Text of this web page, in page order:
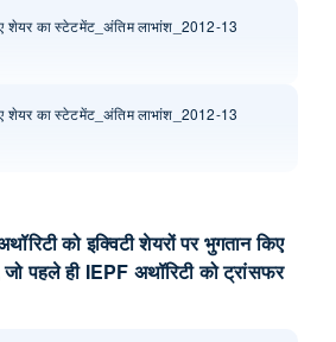
शेयर का स्टेटमेंट_अंतिम लाभांश_2012-13
शेयर का स्टेटमेंट_अंतिम लाभांश_2012-13
को इक्विटी शेयरों पर भुगतान किए
पहले ही IEPF अथॉ‍रिटी को ट्रांसफर